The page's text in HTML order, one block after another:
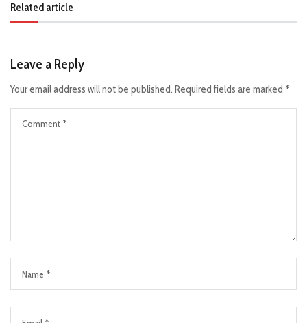
Related article
Leave a Reply
Your email address will not be published. Required fields are marked *